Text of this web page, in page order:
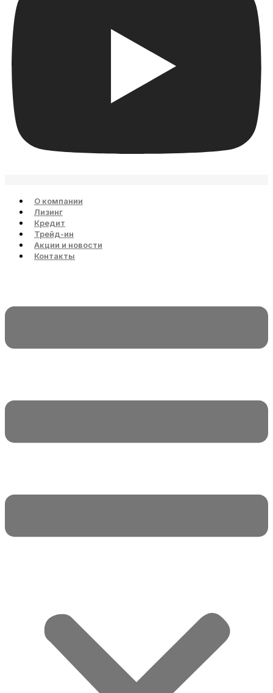
О компании
Лизинг
Кредит
Трейд-ин
Акции и новости
Контакты